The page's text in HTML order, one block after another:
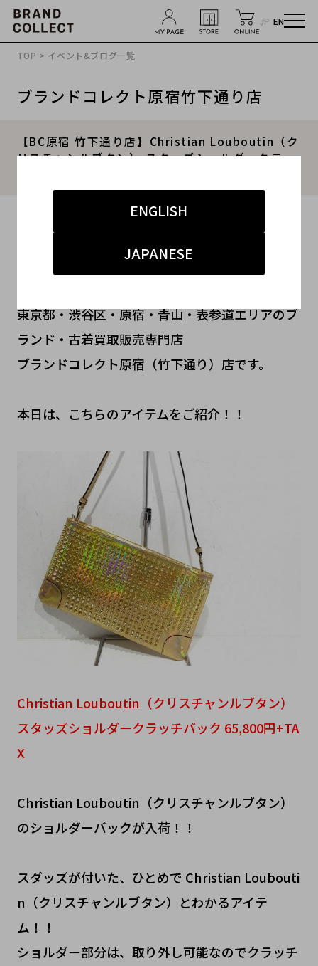
JP EN
ENGLISH
JAPANESE
TOP > イベント&ブログ一覧
ブランドコレクト原宿竹下通り店
【BC原宿 竹下通り店】Christian Louboutin（ク
リスチャンルブタン） スタッズショルダークラッ
#スタッズクラッチ
東京都・渋谷区・原宿・青山・表参道エリアのブ
ランド・古着買取販売専門店
ブランドコレクト原宿（竹下通り）店です。
本日は、こちらのアイテムをご紹介！！
Christian Louboutin（クリスチャンルブタン）
スタッズショルダークラッチバック 65,800円+TA
X
Christian Louboutin（クリスチャンルブタン）
のショルダーバックが入荷！！
スダッズが付いた、ひとめで Christian Loubouti
n（クリスチャンルブタン）とわかるアイテ
ム！！
ショルダー部分は、取り外し可能なのでクラッチ